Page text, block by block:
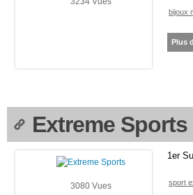
bijoux
Plus
Extreme Sports
3080 Vues
1er
sport